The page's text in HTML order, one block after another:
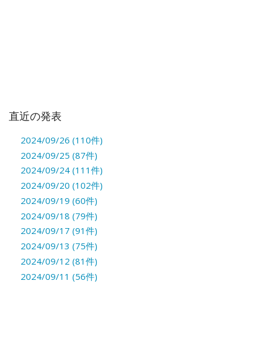
直近の発表
2024/09/26 (110件)
2024/09/25 (87件)
2024/09/24 (111件)
2024/09/20 (102件)
2024/09/19 (60件)
2024/09/18 (79件)
2024/09/17 (91件)
2024/09/13 (75件)
2024/09/12 (81件)
2024/09/11 (56件)